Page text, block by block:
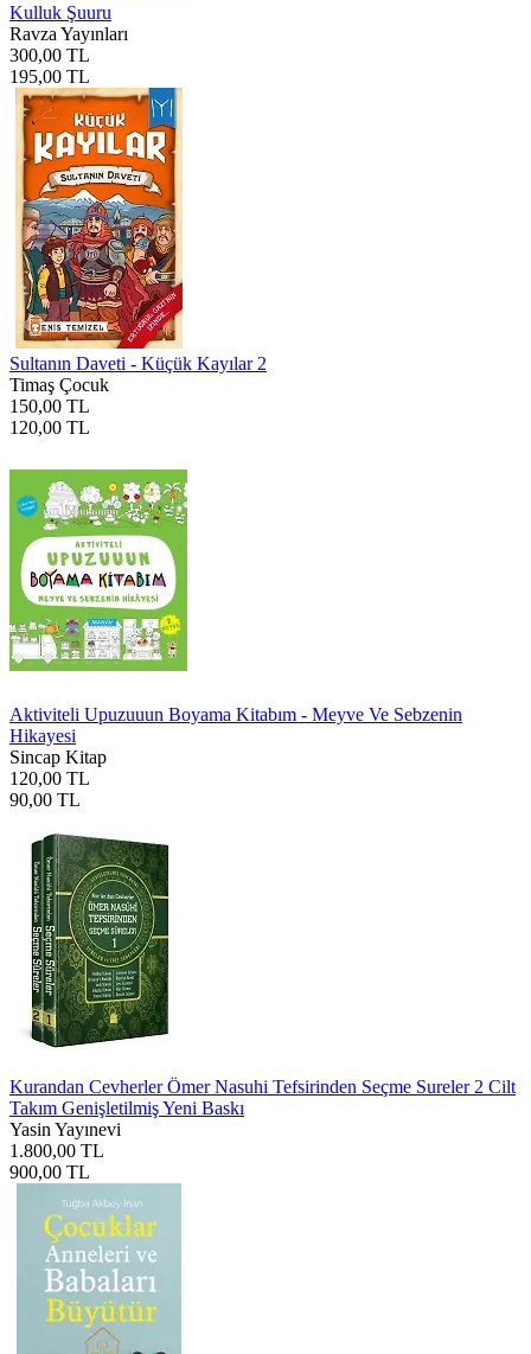
Kulluk Şuuru
Ravza Yayınları
300,00 TL
195,00 TL
Sultanın Daveti - Küçük Kayılar 2
Timaş Çocuk
150,00 TL
120,00 TL
Aktiviteli Upuzuuun Boyama Kitabım - Meyve Ve Sebzenin
Hikayesi
Sincap Kitap
120,00 TL
90,00 TL
Kurandan Cevherler Ömer Nasuhi Tefsirinden Seçme Sureler 2 Cilt
Takım Genişletilmiş Yeni Baskı
Yasin Yayınevi
1.800,00 TL
900,00 TL